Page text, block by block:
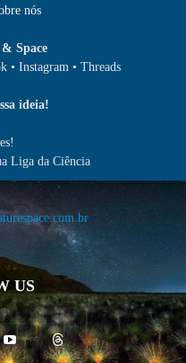
nós
Space
• Instagram • Threads
ideia!
Liga da Ciência
US